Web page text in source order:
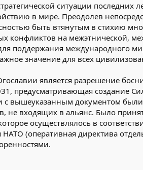
ситуации последних
в мире. Преодолев
быть втянутым в стихию
конфликтов на межэтнической,
поддержания международного
значение для всех
является разрешение
предусматривающая создание
с вышеуказанным документом
не входящих в альянс. Было
осуществлялось в
(оперативная директива